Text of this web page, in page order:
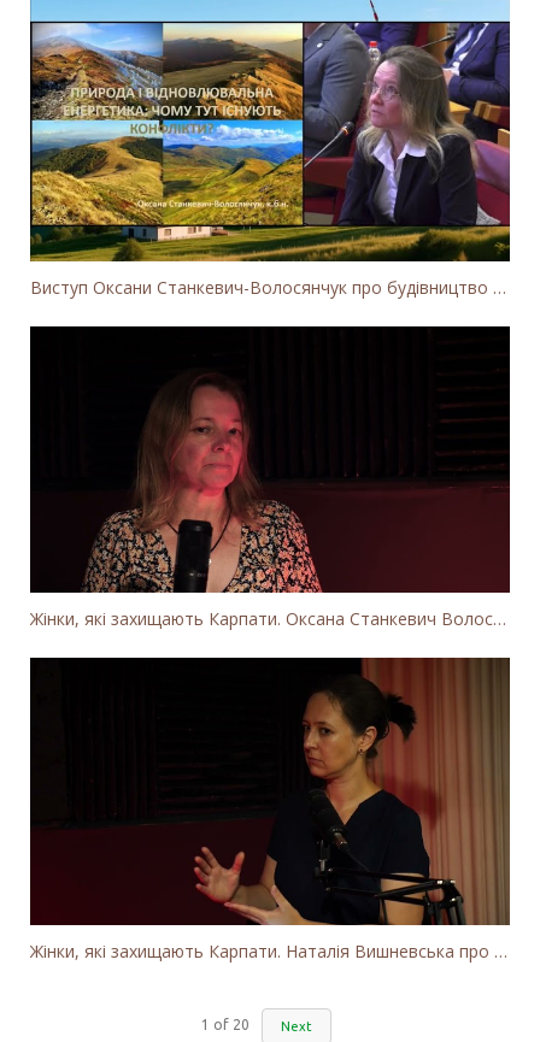
Виступ Оксани Станкевич-Волосянчук про будівництво вітропарків у Закарпатській області
Жінки, які захищають Карпати. Оксана Станкевич Волосянчук про вітряки на високогір'ї Карпат
Жінки, які захищають Карпати. Наталія Вишневська про вітряки в Закарпатті та участь громадськості
1 of 20 Next